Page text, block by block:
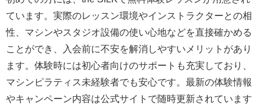
ています。実際のレッスン環境やインストラクターとの相
性、マシンやスタジオ設備の使い心地などを直接確かめる
ことができ、入会前に不安を解消しやすいメリットがあり
ます。体験時には初心者向けのサポートも充実しており、
マシンピラティス未経験者でも安心です。最新の体験情報
やキャンペーン内容は公式サイトで随時更新されています